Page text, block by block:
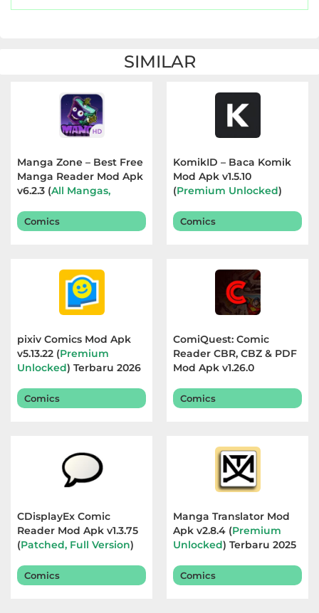
SIMILAR
Manga Zone – Best Free
Manga Reader Mod Apk
v6.2.3 (All Mangas,
Terbaru 2026
Comics
KomikID – Baca Komik
Mod Apk v1.5.10
(Premium Unlocked)
Comics
pixiv Comics Mod Apk
v5.13.22 (Premium
Unlocked) Terbaru 2026
Comics
ComiQuest: Comic
Reader CBR, CBZ & PDF
Mod Apk v1.26.0
Terbaru 2026
Comics
CDisplayEx Comic
Reader Mod Apk v1.3.75
(Patched, Full Version)
Comics
Manga Translator Mod
Apk v2.8.4 (Premium
Unlocked) Terbaru 2025
Comics